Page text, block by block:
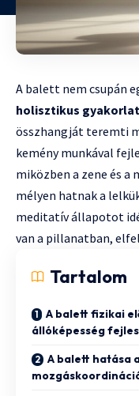
A balett nem csupán
holisztikus gyakorlat
összhangját teremti
kemény munkával
miközben a zene és
mélyen hatnak a
meditatív állapotot
van a pillanatban,
Tartalom
A balett fizikai
állóképesség
A balett hatása